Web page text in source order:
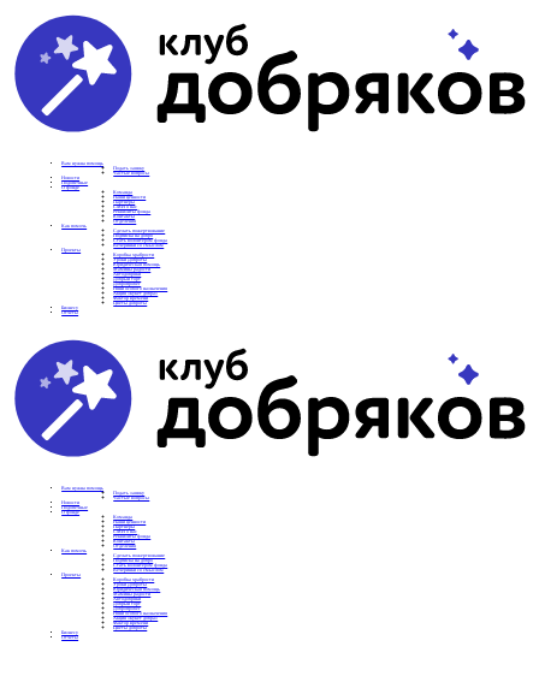
Вам нужна помощь
Подать заявку
Частые вопросы
Новости
Подопечные
О фонде
Команда
Наши ценности
Партнеры
СМИ о нас
Реквизиты фонда
Контакты
Отделения
Как помочь
Сделать пожертвование
Подписка на добро
Стать волонтером фонда
Вечеринки со смыслом
Проекты
Коробка храбрости
Уроки Доброты
Юридическая помощь
Мамины радости
Автодобряки
Добрый торт
Добропробег
Няни особого назначения
Акция «Букет добра»
Фактор времени
Цветы доброты
Бизнесу
Отчеты
Вам нужна помощь
Подать заявку
Частые вопросы
Новости
Подопечные
О фонде
Команда
Наши ценности
Партнеры
СМИ о нас
Реквизиты фонда
Контакты
Отделения
Как помочь
Сделать пожертвование
Подписка на добро
Стать волонтером фонда
Вечеринки со смыслом
Проекты
Коробка храбрости
Уроки Доброты
Юридическая помощь
Мамины радости
Автодобряки
Добрый торт
Добропробег
Няни особого назначения
Акция «Букет добра»
Фактор времени
Цветы доброты
Бизнесу
Отчеты